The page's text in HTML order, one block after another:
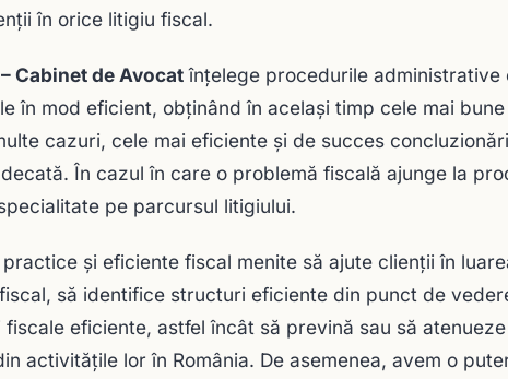
în orice litigiu fiscal.
Cabinet de Avocatînțelege procedurile administrative
în mod eficient, obținând în același timp cele mai
cazuri, cele mai eficiente și de succes
În cazul în care o problemă fiscală ajunge la
pe parcursul litigiului.
și eficiente fiscal menite să ajute clienții în
să identifice structuri eficiente din punct de
eficiente, astfel încât să prevină sau să
activitățile lor în România. De asemenea, avem o